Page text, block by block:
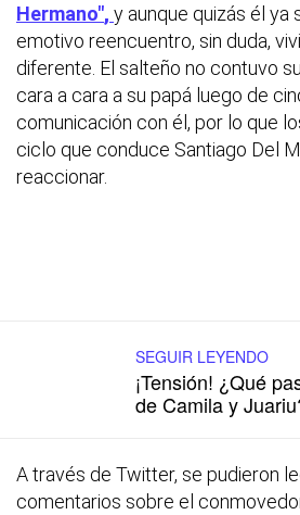
Hermano", y aunque quizás él ya
emotivo reencuentro, sin duda,
diferente. El salteño no contuvo
cara a cara a su papá luego de
comunicación con él, por lo que
ciclo que conduce Santiago Del
reaccionar.
SEGUIR LEYENDO
¡Tensión! ¿Qué
de Camila y
A través de Twitter, se pudieron
comentarios sobre el